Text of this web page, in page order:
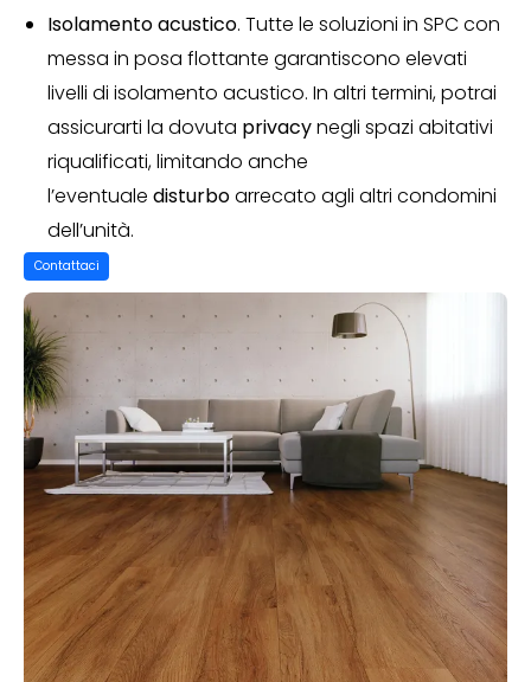
Isolamento acustico. Tutte le soluzioni in SPC con
messa in posa flottante garantiscono elevati
livelli di isolamento acustico. In altri termini, potrai
assicurarti la dovuta privacynegli spazi abitativi
riqualificati, limitando anche
l’eventuale disturboarrecato agli altri condomini
dell’unità.
Contattaci